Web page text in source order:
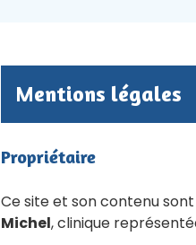
Mentions légales
Propriétaire
Ce site et son contenu
Michel, clinique